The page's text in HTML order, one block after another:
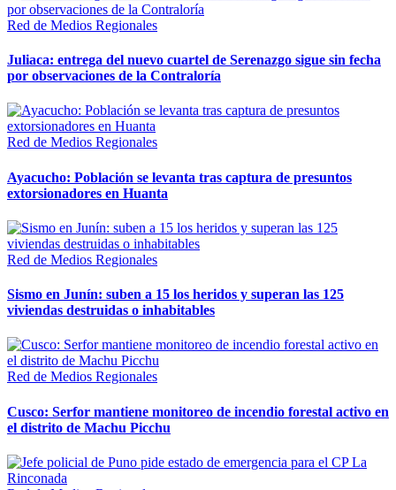
Red de Medios Regionales
Juliaca: entrega del nuevo cuartel de Serenazgo sigue sin fecha
por observaciones de la Contraloría
Red de Medios Regionales
Ayacucho: Población se levanta tras captura de presuntos
extorsionadores en Huanta
Red de Medios Regionales
Sismo en Junín: suben a 15 los heridos y superan las 125
viviendas destruidas o inhabitables
Red de Medios Regionales
Cusco: Serfor mantiene monitoreo de incendio forestal activo en
el distrito de Machu Picchu